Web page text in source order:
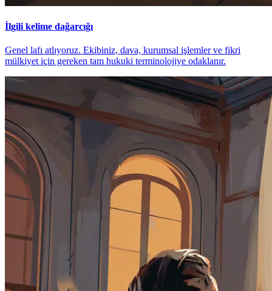
İlgili kelime dağarcığı
Genel lafı atlıyoruz. Ekibiniz, dava, kurumsal işlemler ve fikri
mülkiyet için gereken tam hukuki terminolojiye odaklanır.